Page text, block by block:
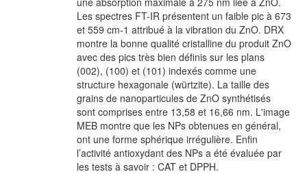
Les spectres FT-IR présentent un faible pic à 673
et 559 cm-1 attribué à la vibration du ZnO. DRX
montre la bonne qualité cristalline du produit ZnO
avec des pics très bien définis sur les plans
(002), (100) et (101) indexés comme une
structure hexagonale (würtzite). La taille des
grains de nanoparticules de ZnO synthétisés
sont comprises entre 13,58 et 16,66 nm. L'image
MEB montre que les NPs obtenues en général,
ont une forme sphérique irrégulière. Enfin
l’activité antioxydant des NPs a été évaluée par
les tests à savoir : CAT et DPPH.